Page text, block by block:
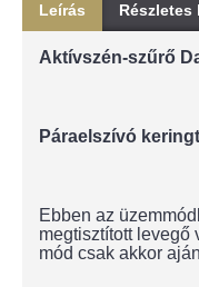
Leírás Részletes
Aktívszén-szűrő
Páraelszívó
Ebben az
megtisztított levegő
mód csak akkor